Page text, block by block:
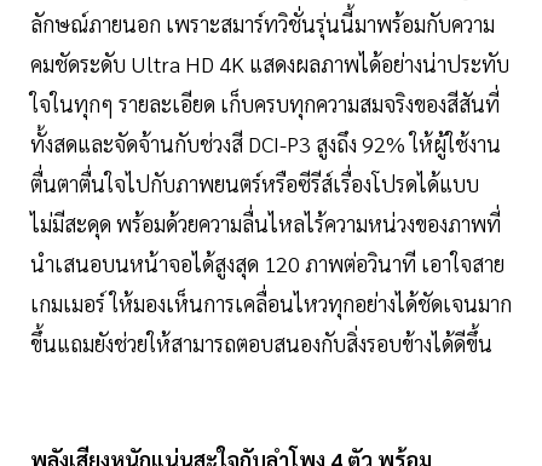
ลักษณ์ภายนอก เพราะสมาร์ทวิชั่นรุ่นนี้มาพร้อมกับความ
คมชัดระดับ Ultra HD 4K แสดงผลภาพได้อย่างน่าประทับ
ใจในทุกๆ รายละเอียด เก็บครบทุกความสมจริงของสีสันที่
ทั้งสดและจัดจ้านกับช่วงสี DCI-P3 สูงถึง 92% ให้ผู้ใช้งาน
ตื่นตาตื่นใจไปกับภาพยนตร์หรือซีรีส์เรื่องโปรดได้แบบ
ไม่มีสะดุด พร้อมด้วยความลื่นไหลไร้ความหน่วงของภาพที่
นำเสนอบนหน้าจอได้สูงสุด 120 ภาพต่อวินาที เอาใจสาย
เกมเมอร์ ให้มองเห็นการเคลื่อนไหวทุกอย่างได้ชัดเจนมาก
ขึ้นแถมยังช่วยให้สามารถตอบสนองกับสิ่งรอบข้างได้ดีขึ้น
พลังเสียงหนักแน่นสะใจกับลำโพง 4 ตัว พร้อม